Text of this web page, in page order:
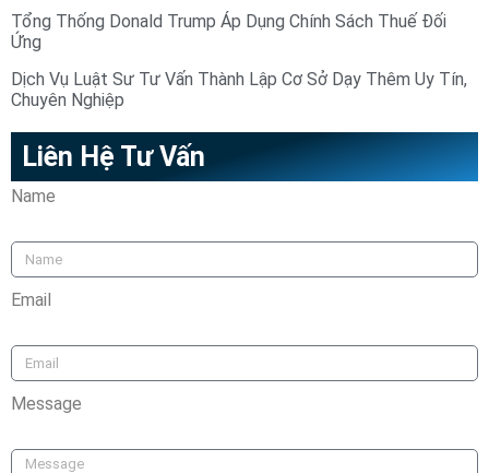
Tổng Thống Donald Trump Áp Dụng Chính Sách Thuế Đối
Ứng
Dịch Vụ Luật Sư Tư Vấn Thành Lập Cơ Sở Dạy Thêm Uy Tín,
Chuyên Nghiệp
Liên Hệ Tư Vấn
Name
Email
Message